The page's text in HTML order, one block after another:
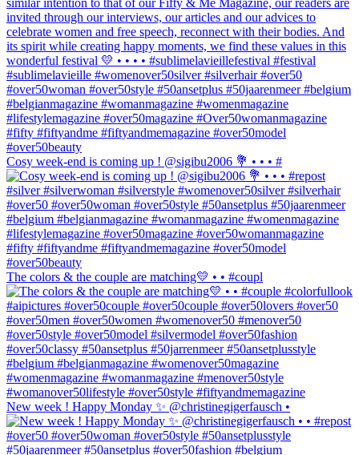
Cosy week-end is coming up ! @sigibu2006 💐 • • • #
The colors & the couple are matching💛 • • #coupl
New week ! Happy Monday ✨ @christinegigerfausch •